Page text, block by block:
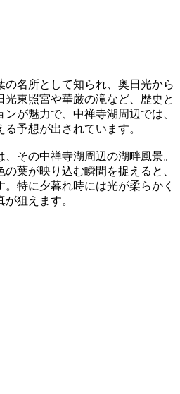
の名所として知られ、奥日光から
光東照宮や華厳の滝など、歴史と
が魅力で、中禅寺湖周辺では、
予想が出されています。
その中禅寺湖周辺の湖畔風景。
葉が映り込む瞬間を捉えると、
特に夕暮れ時には光が柔らかく
狙えます。